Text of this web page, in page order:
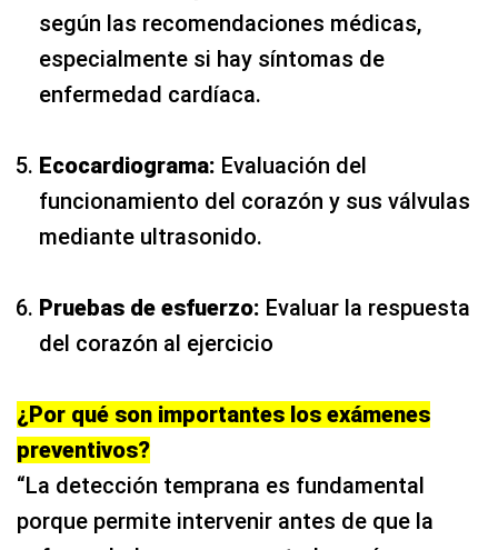
según las recomendaciones médicas,
especialmente si hay síntomas de
enfermedad cardíaca.
Ecocardiograma: Evaluación del
funcionamiento del corazón y sus válvulas
mediante ultrasonido.
Pruebas de esfuerzo: Evaluar la respuesta
del corazón al ejercicio
¿Por qué son importantes los exámenes
preventivos?
“La detección temprana es fundamental
porque permite intervenir antes de que la